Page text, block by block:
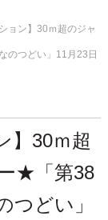
ョン】30ｍ超のジャ
のつどい」11月23日
】30ｍ超
★「第38
つどい」